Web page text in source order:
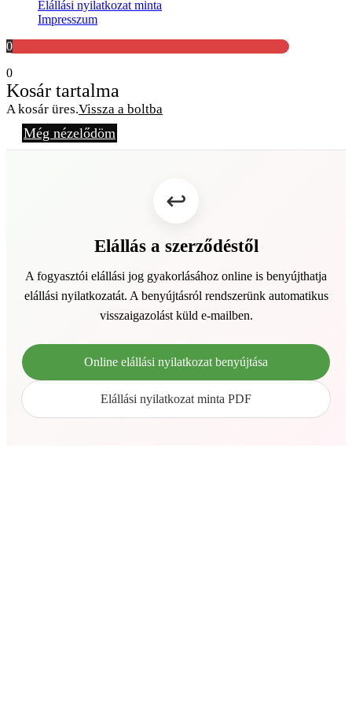
Elállási nyilatkozat minta
Impresszum
0
0
Kosár tartalma
A kosár üres.Vissza a boltba
Még nézelődöm
Elállás a szerződéstől
A fogyasztói elállási jog gyakorlásához online is benyújthatja
elállási nyilatkozatát. A benyújtásról rendszerünk automatikus
visszaigazolást küld e-mailben.
Online elállási nyilatkozat benyújtása
Elállási nyilatkozat minta PDF